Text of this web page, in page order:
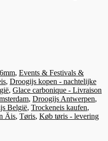
, Events & Festivals &
, Droogijs kopen - nachtelijke
, Glace carbonique - Livraison
, Droogijs Antwerpen,
België, Trockeneis kaufen,
Äis, Tøris, Køb tøris - levering